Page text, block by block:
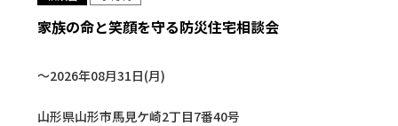
家族の命と笑顔を守る防災住宅相談会
〜2026年08月31日(月)
山形県山形市馬見ケ崎2丁目7番40号